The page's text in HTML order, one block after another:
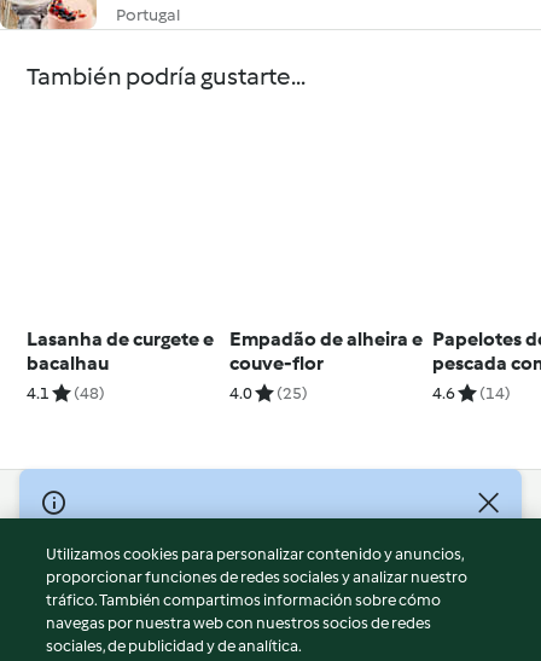
Portugal
También podría gustarte...
Lasanha de curgete e
bacalhau
4.1 (48)
Empadão de alheira e
couve-flor
4.0 (25)
Papelotes
pescada
verdes
4.6 (14)
© Copyright 2026
Términos de uso
Política de privacidad
Aviso legal
Información legal
Utilizamos cookies para personalizar contenido y anuncios,
proporcionar funciones de redes sociales y analizar nuestro
tráfico. También compartimos información sobre cómo
navegas por nuestra web con nuestros socios de redes
sociales, de publicidad y de analítica.